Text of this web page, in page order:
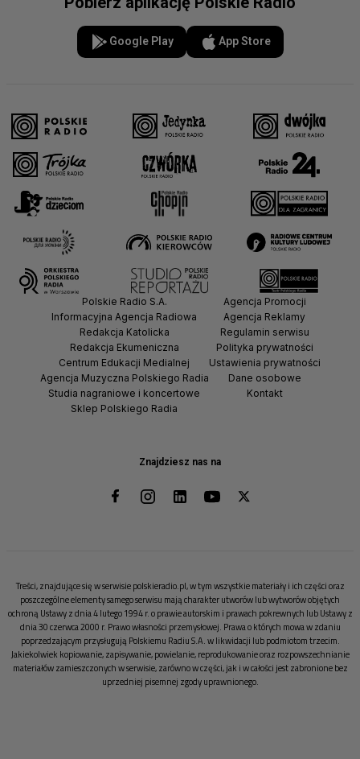
Google Play App Store
Znajdziesz nas na
Polskie Radio S.A.
Informacyjna Agencja Radiowa
Redakcja Katolicka
Redakcja Ekumeniczna
Centrum Edukacji Medialnej
Agencja Muzyczna Polskiego Radia
Studia nagraniowe i koncertowe
Sklep Polskiego Radia
Agencja Promocji
Agencja Reklamy
Regulamin serwisu
Polityka prywatności
Ustawienia prywatności
Dane osobowe
Kontakt
Treści, znajdujące się w serwisie polskieradio.pl, w tym wszystkie materiały i ich części oraz
poszczególne elementy samego serwisu mają charakter utworów lub wytworów objętych
ochroną Ustawy z dnia 4 lutego 1994 r. o prawie autorskim i prawach pokrewnych lub Ustawy z
dnia 30 czerwca 2000 r. Prawo własności przemysłowej. Prawa o których mowa w zdaniu
poprzedzającym przysługują Polskiemu Radiu S.A. w likwidacji lub podmiotom trzecim.
Jakiekolwiek kopiowanie, zapisywanie, powielanie, reprodukowanie oraz rozpowszechnianie
materiałów zamieszczonych w serwisie, zarówno w części, jak i w całości jest zabronione bez
uprzedniej pisemnej zgody uprawnionego.